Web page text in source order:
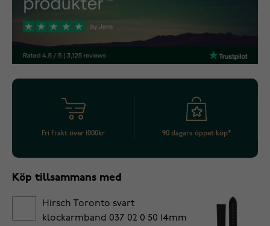
Fri frakt över 1000kr 90 dagars öppet köp*
Köp tillsammans med
Hirsch Toronto svart
klockarmband 037 02 0 50 14mm